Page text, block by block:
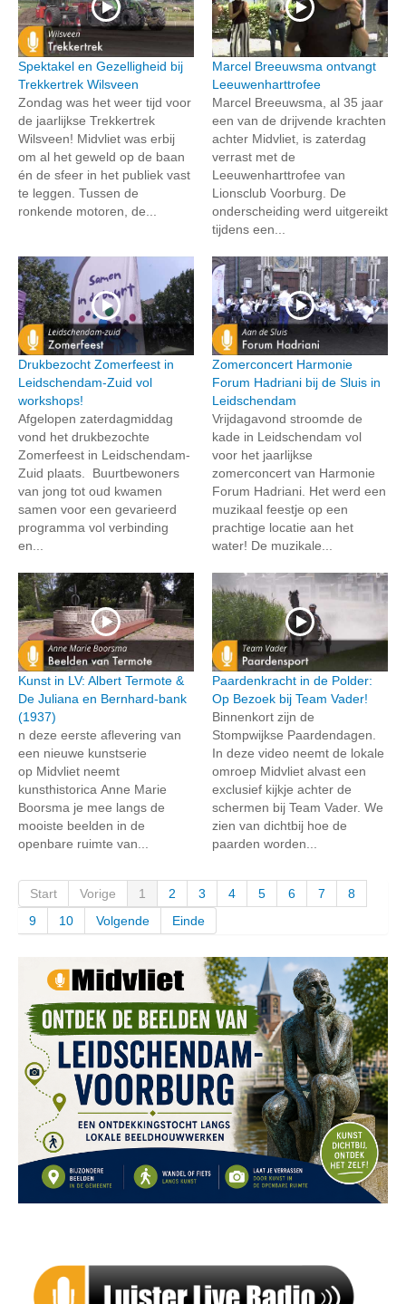
Spektakel en Gezelligheid bij
Trekkertrek Wilsveen
Zondag was het weer tijd voor
de jaarlijkse Trekkertrek
Wilsveen! Midvliet was erbij
om al het geweld op de baan
én de sfeer in het publiek vast
te leggen. Tussen de
ronkende motoren, de...
Marcel Breeuwsma ontvangt
Leeuwenharttrofee
Marcel Breeuwsma, al 35 jaar
een van de drijvende krachten
achter Midvliet, is zaterdag
verrast met de
Leeuwenharttrofee van
Lionsclub Voorburg. De
onderscheiding werd uitgereikt
tijdens een...
Drukbezocht Zomerfeest in
Leidschendam-Zuid vol
workshops!
Afgelopen zaterdagmiddag
vond het drukbezochte
Zomerfeest in Leidschendam-
Zuid plaats. Buurtbewoners
van jong tot oud kwamen
samen voor een gevarieerd
programma vol verbinding
en...
Zomerconcert Harmonie
Forum Hadriani bij de Sluis in
Leidschendam
Vrijdagavond stroomde de
kade in Leidschendam vol
voor het jaarlijkse
zomerconcert van Harmonie
Forum Hadriani. Het werd een
muzikaal feestje op een
prachtige locatie aan het
water! De muzikale...
Kunst in LV: Albert Termote &
De Juliana en Bernhard-bank
(1937)
n deze eerste aflevering van
een nieuwe kunstserie
op Midvliet neemt
kunsthistorica Anne Marie
Boorsma je mee langs de
mooiste beelden in de
openbare ruimte van...
Paardenkracht in de Polder:
Op Bezoek bij Team Vader!
Binnenkort zijn de
Stompwijkse Paardendagen.
In deze video neemt de lokale
omroep Midvliet alvast een
exclusief kijkje achter de
schermen bij Team Vader. We
zien van dichtbij hoe de
paarden worden...
Start Vorige 1 2 3 4 5 6 7
8
9
10 Volgende Einde